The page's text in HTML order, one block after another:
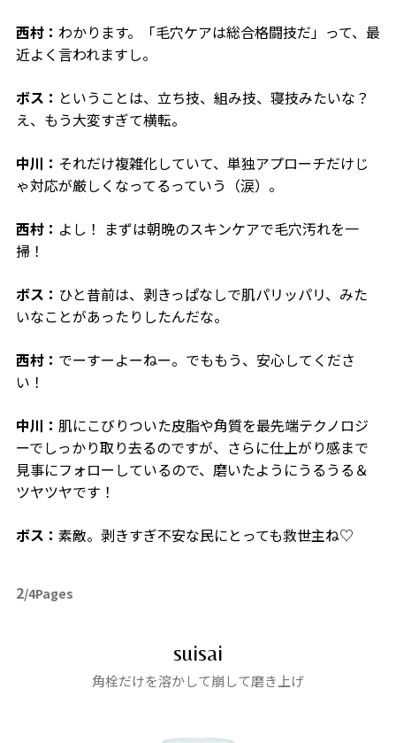
西村： わかります。「毛穴ケアは総合格闘技だ」って、最
近よく言われますし。
ボス： ということは、立ち技、組み技、寝技みたいな？
え、もう大変すぎて横転。
中川： それだけ複雑化していて、単独アプローチだけじ
ゃ対応が厳しくなってるっていう（涙）。
西村： よし！ まずは朝晩のスキンケアで毛穴汚れを一
掃！
ボス： ひと昔前は、剥きっぱなしで肌パリッパリ、みた
いなことがあったりしたんだな。
西村： でーすーよーねー。でももう、安心してくださ
い！
中川： 肌にこびりついた皮脂や角質を最先端テクノロジ
ーでしっかり取り去るのですが、さらに仕上がり感まで
見事にフォローしているので、磨いたようにうるうる＆
ツヤツヤです！
ボス： 素敵。剥きすぎ不安な民にとっても救世主ね♡
2/4Pages
suisai
角栓だけを溶かして崩して磨き上げ